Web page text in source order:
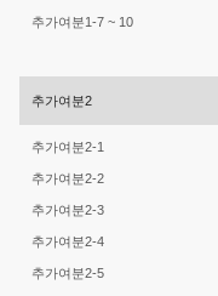
추가여분1-7 ~ 10
추가여분2
추가여분2-1
추가여분2-2
추가여분2-3
추가여분2-4
추가여분2-5